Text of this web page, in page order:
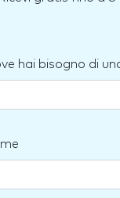
hai bisogno di